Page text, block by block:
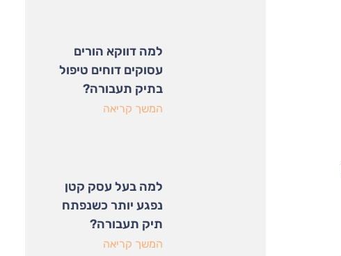
למה דווקא הורים
עסוקים דוחים טיפול
בתיק תעבורה?
המשך קריאה
למה בעל עסק קטן
נפגע יותר כשנפתח
תיק תעבורה?
המשך קריאה